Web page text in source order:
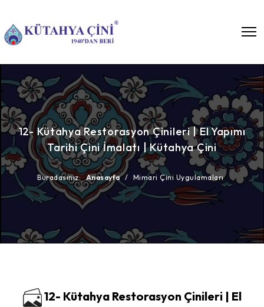
12- Kütahya Restorasyon Çinileri | El Yapımı
Tarihi Çini İmalatı | Kütahya Çini
Buradasınız: Anasayfa / Mimari Çini Uygulamaları
12- Kütahya Restorasyon Çinileri | El